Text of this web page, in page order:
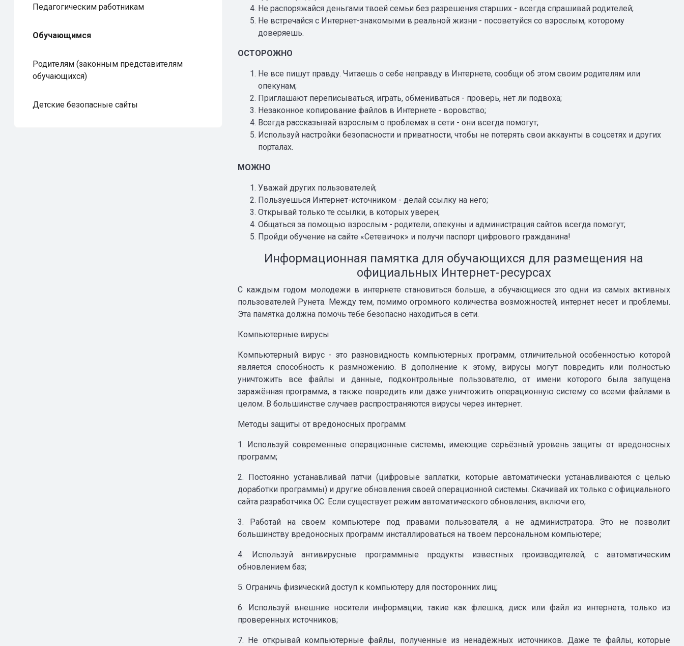
Педагогическим работникам
Обучающимся
Родителям (законным представителям
обучающихся)
Детские безопасные сайты
Не распоряжайся деньгами твоей семьи без разрешения старших - всегда спрашивай родителей;
Не встречайся с Интернет-знакомыми в реальной жизни - посоветуйся со взрослым, которому
доверяешь.
ОСТОРОЖНО
Не все пишут правду. Читаешь о себе неправду в Интернете, сообщи об этом своим родителям или
опекунам;
Приглашают переписываться, играть, обмениваться - проверь, нет ли подвоха;
Незаконное копирование файлов в Интернете - воровство;
Всегда рассказывай взрослым о проблемах в сети - они всегда помогут;
Используй настройки безопасности и приватности, чтобы не потерять свои аккаунты в соцсетях и других
порталах.
МОЖНО
Уважай других пользователей;
Пользуешься Интернет-источником - делай ссылку на него;
Открывай только те ссылки, в которых уверен;
Общаться за помощью взрослым - родители, опекуны и администрация сайтов всегда помогут;
Пройди обучение на сайте «Сетевичок» и получи паспорт цифрового гражданина!
Информационная памятка для обучающихся для размещения на
официальных Интернет-ресурсах
С каждым годом молодежи в интернете становиться больше, а обучающиеся это одни из самых активных
пользователей Рунета. Между тем, помимо огромного количества возможностей, интернет несет и проблемы.
Эта памятка должна помочь тебе безопасно находиться в сети.
Компьютерные вирусы
Компьютерный вирус - это разновидность компьютерных программ, отличительной особенностью которой
является способность к размножению. В дополнение к этому, вирусы могут повредить или полностью
уничтожить все файлы и данные, подконтрольные пользователю, от имени которого была запущена
заражённая программа, а также повредить или даже уничтожить операционную систему со всеми файлами в
целом. В большинстве случаев распространяются вирусы через интернет.
Методы защиты от вредоносных программ:
1. Используй современные операционные системы, имеющие серьёзный уровень защиты от вредоносных
программ;
2. Постоянно устанавливай патчи (цифровые заплатки, которые автоматически устанавливаются с целью
доработки программы) и другие обновления своей операционной системы. Скачивай их только с официального
сайта разработчика ОС. Если существует режим автоматического обновления, включи его;
3. Работай на своем компьютере под правами пользователя, а не администратора. Это не позволит
большинству вредоносных программ инсталлироваться на твоем персональном компьютере;
4. Используй антивирусные программные продукты известных производителей, с автоматическим
обновлением баз;
5. Ограничь физический доступ к компьютеру для посторонних лиц;
6. Используй внешние носители информации, такие как флешка, диск или файл из интернета, только из
проверенных источников;
7. Не открывай компьютерные файлы, полученные из ненадёжных источников. Даже те файлы, которые